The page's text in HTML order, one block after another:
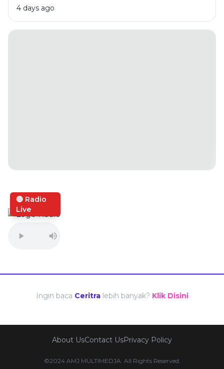
4 days ago
🔴 Radio
Live
Ingin baca Ceritra lebih banyak? Klik Disini
About UsContact UsPrivacy Policy
©2024 AMJ MULTIMEDJA. All Rights Reserved.